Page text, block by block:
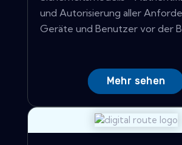
und Autorisierung aller
Geräte und Benutzer vor der
Mehr sehen